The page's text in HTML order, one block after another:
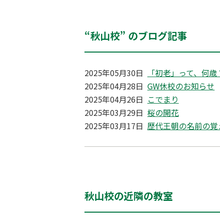
“秋山校” のブログ記事
2025年05月30日
「初老」って、何歳
2025年04月28日 GW休校のお知らせ
2025年04月26日 こでまり
2025年03月29日 桜の開花
2025年03月17日 歴代王朝の名前の
秋山校の近隣の教室